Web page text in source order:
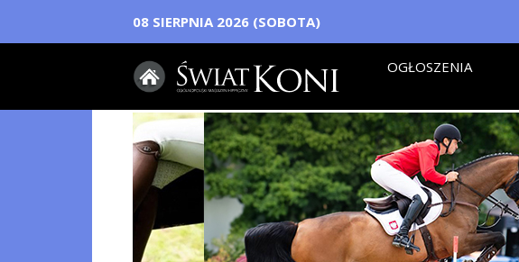
08 SIERPNIA 2026 (SOBOTA)
OGŁOSZENIA